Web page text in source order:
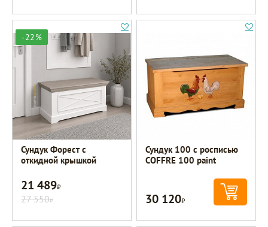
-22%
Сундук Форест с
откидной крышкой
21 489Р
27 550Р
Сундук 100 с росписью
COFFRE 100 paint
30 120Р